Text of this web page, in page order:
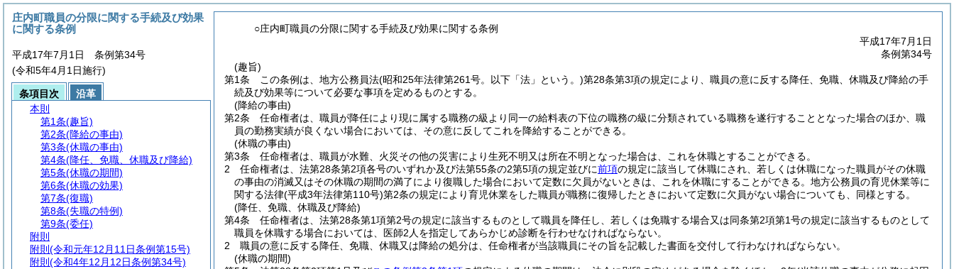
○庄内町職員の分限に関する手続及び効果に関する条例
平成17年7月1日
条例第34号
(趣旨)
第1条
この条例は、地方公務員法(昭和25年法律第261号。以下「法」という。)第28条第3項の規定により、職員の意に反する降任、免職、休職及び降給の手
続及び効果等について必要な事項を定めるものとする。
(降給の事由)
第2条
任命権者は、職員が降任により現に属する職務の級より同一の給料表の下位の職務の級に分類されている職務を遂行することとなった場合のほか、職
員の勤務実績が良くない場合においては、その意に反してこれを降給することができる。
(休職の事由)
第3条
任命権者は、職員が水難、火災その他の災害により生死不明又は所在不明となった場合は、これを休職とすることができる。
2
任命権者は、法第28条第2項各号のいずれか及び法第55条の2第5項の規定並びに前項の規定に該当して休職にされ、若しくは休職になった職員がその休職
の事由の消滅又はその休職の期間の満了により復職した場合において定数に欠員がないときは、これを休職にすることができる。 地方公務員の育児休業等に
関する法律(平成3年法律第110号)第2条の規定により育児休業をした職員が職務に復帰したときにおいて定数に欠員がない場合についても、同様とする。
(降任、免職、休職及び降給)
第4条
任命権者は、法第28条第1項第2号の規定に該当するものとして職員を降任し、若しくは免職する場合又は同条第2項第1号の規定に該当するものとして
職員を休職する場合においては、医師2人を指定してあらかじめ診断を行わせなければならない。
2
職員の意に反する降任、免職、休職又は降給の処分は、任命権者が当該職員にその旨を記載した書面を交付して行わなければならない。
(休職の期間)
庄内町職員の分限に関する手続及び効果
に関する条例
平成17年7月1日 条例第34号
(令和5年4月1日施行)
条項目次
沿革
本則
第1条(趣旨)
第2条(降給の事由)
第3条(休職の事由)
第4条(降任、免職、休職及び降給)
第5条(休職の期間)
第6条(休職の効果)
第7条(復職)
第8条(失職の特例)
第9条(委任)
附則
附則 (令和元年12月11日条例第15号)
附則 (令和4年12月12日条例第34号)